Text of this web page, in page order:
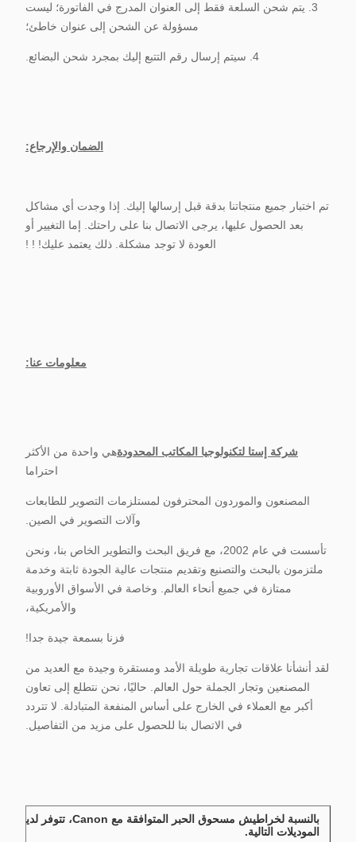
3. يتم شحن السلعة فقط إلى العنوان المدرج في الفاتورة؛ ليست
مسؤولة عن الشحن إلى عنوان خاطئ؛
4. سيتم إرسال رقم التتبع إليك بمجرد شحن البضائع.
الضمان والإرجاع:
تم اختبار جميع منتجاتنا بدقة قبل إرسالها إليك. إذا وجدت أي مشاكل
بعد الحصول عليها، يرجى الاتصال بنا على راحتك. إما التغيير أو
العودة لا توجد مشكلة. ذلك يعتمد عليك! ! !
معلومات عنا:
شركة إستا لتكنولوجيا المكاتب المحدودةهي واحدة من الأكثر
احتراما
المصنعون والموردون المحترفون لمستلزمات التصوير للطابعات
وآلات التصوير في الصين.
تأسست في عام 2002، مع فريق البحث والتطوير الخاص بنا، ونحن
ملتزمون بالبحث والتصنيع وتقديم منتجات عالية الجودة ثابتة وخدمة
ممتازة في جميع أنحاء العالم. وخاصة في الأسواق الأوروبية
والأمريكية،
فزنا بسمعة جيدة جدا!
لقد أنشأنا علاقات تجارية طويلة الأمد ومستقرة وجيدة مع العديد من
المصنعين وتجار الجملة حول العالم. حاليًا، نحن نتطلع إلى تعاون
أكبر مع العملاء في الخارج على أساس المنفعة المتبادلة. لا تتردد
في الاتصال بنا للحصول على مزيد من التفاصيل.
بالنسبة لخراطيش مسحوق الحبر المتوافقة مع Canon، تتوفر لدينا
الموديلات التالية.